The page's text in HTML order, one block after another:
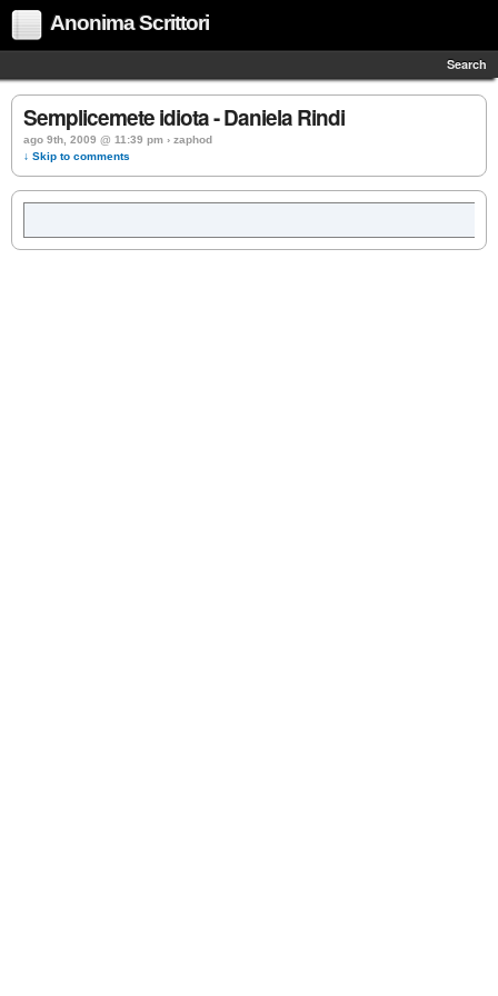
Anonima Scrittori
Search
Semplicemete idiota - Daniela Rindi
ago 9th, 2009 @ 11:39 pm › zaphod
↓ Skip to comments